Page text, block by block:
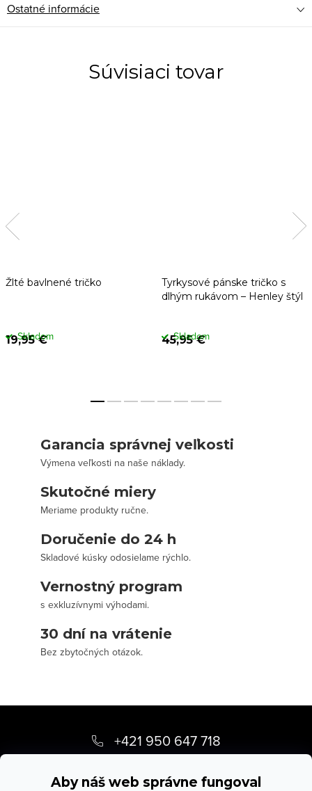
Aby náš web správne fungoval
Ostatné informácie
Súvisiaci tovar
Žlté bavlnené tričko
19,95 €
Skladom
Tyrkysové pánske tričko s
dlhým rukávom – Henley štýl
45,95 €
Skladom
Garancia správnej veľkosti
Výmena veľkosti na naše náklady.
Skutočné miery
Meriame produkty ručne.
Doručenie do 24 h
Skladové kúsky odosielame rýchlo.
Vernostný program
s exkluzívnymi výhodami.
30 dní na vrátenie
Bez zbytočných otázok.
p
+421 950 647 718